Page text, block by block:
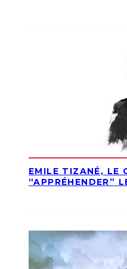
EMILE TIZANÉ, LE
“APPRÉHENDER”